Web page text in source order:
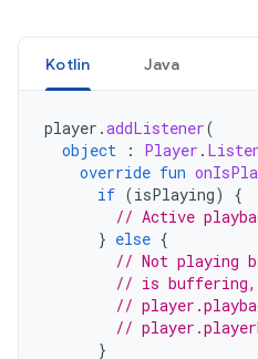
Kotlin Java
player .addListener(
object
: Player .
override fun
if (isPlaying)
{
// Active
} else {
// Not playing
// is buffering,
//
//
}